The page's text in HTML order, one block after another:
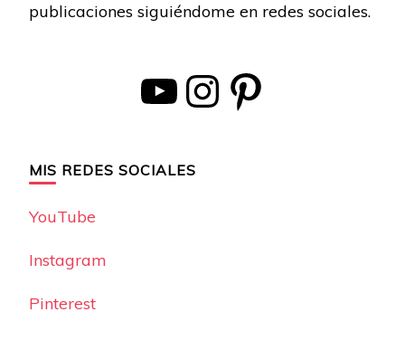
publicaciones siguiéndome en redes sociales.
YouTube Instagram Pinterest
MIS REDES SOCIALES
YouTube
Instagram
Pinterest